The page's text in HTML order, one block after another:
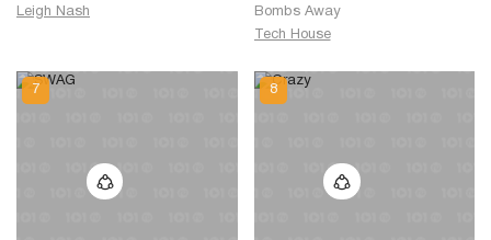
Leigh Nash
Bombs Away
Tech House